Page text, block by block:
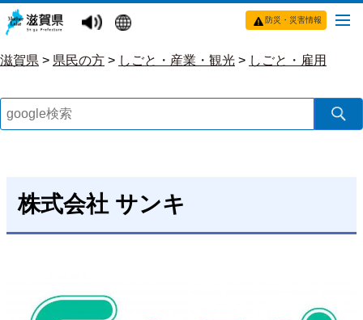
防災・災害情報
滋賀県 > 県民の方 > しごと・産業・観光 > しごと・雇用
株式会社 サンキ